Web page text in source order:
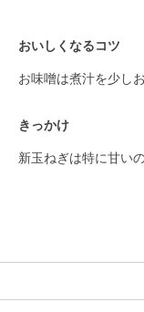
おいしくなるコツ
お味噌は煮汁を少し
きっかけ
新玉ねぎは特に甘い